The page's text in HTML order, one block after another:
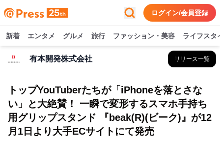
ログイン/会員登録
新着 エンタメ グルメ 旅行 ファッション・美容 ライフスタ
有本開発株式会社 リリース一覧
トップYouTuberたちが「iPhoneを落とさな
い」と大絶賛！ 一瞬で変形するスマホ手持ち
用グリップスタンド 『beak(R)(ビーク)』が12
月1日より大手ECサイトにて発売